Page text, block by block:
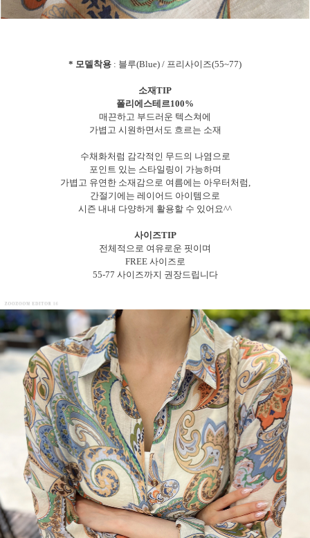
* 모델착용 : 블루(Blue) / 프리사이즈(55~77)
소재TIP
폴리에스테르100%
매끈하고 부드러운 텍스쳐에
가볍고 시원하면서도 흐르는 소재
수채화처럼 감각적인 무드의 나염으로
포인트 있는 스타일링이 가능하며
가볍고 유연한 소재감으로 여름에는 아우터처럼,
간절기에는 레이어드 아이템으로
시즌 내내 다양하게 활용할 수 있어요^^
사이즈TIP
전체적으로 여유로운 핏이며
FREE 사이즈로
55-77 사이즈까지 권장드립니다